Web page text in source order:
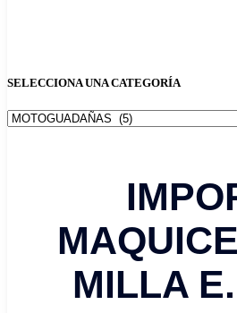
SELECCIONA UNA CATEGORÍA
MILLA